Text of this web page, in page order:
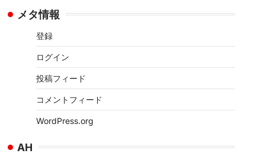
カ メタ情報
登録
ログイン
投稿フィード
コメントフィード
WordPress.org
AH